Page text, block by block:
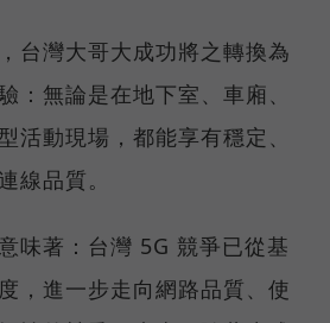
台灣大哥大成功將之轉換為
：無論是在地下室、車廂、
活動現場，都能享有穩定、
線品質。
味著：台灣 5G 競爭已從基
，進一步走向網路品質、使